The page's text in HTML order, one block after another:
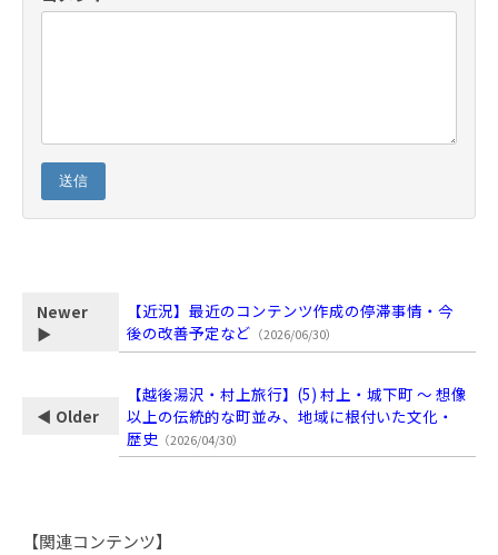
送信
Newer
▶
【近況】最近のコンテンツ作成の停滞事情・今
後の改善予定など （2026/06/30）
◀ Older
【越後湯沢・村上旅行】(5) 村上・城下町 ～ 想像
以上の伝統的な町並み、地域に根付いた文化・
歴史 （2026/04/30）
【関連コンテンツ】